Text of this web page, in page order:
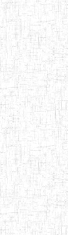
Type Nature
ENIEG Public
ENIEG Public
ENIEG Public
ENIEG Public
ENIET Public